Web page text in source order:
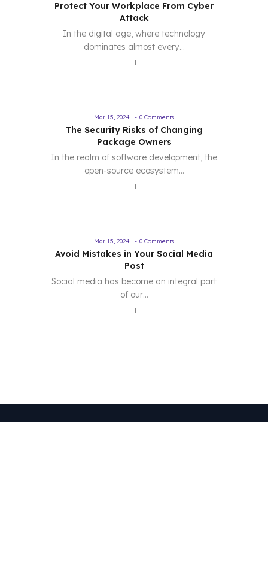
Protect Your Workplace From Cyber
Attack
In the digital age, where technology
dominates almost every…
Mar 15, 2024 - 0 Comments
The Security Risks of Changing
Package Owners
In the realm of software development, the
open-source ecosystem…
Mar 15, 2024 - 0 Comments
Avoid Mistakes in Your Social Media
Post
Social media has become an integral part
of our…